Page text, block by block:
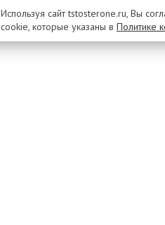
Используя сайт tstosterone.ru, Вы
cookie, которые указаны в Политике